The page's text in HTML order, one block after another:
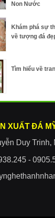
Non Nước
Khám phá sự
về tượng đá
Tìm hiểu về
XUẤT ĐÁ
Duy
-